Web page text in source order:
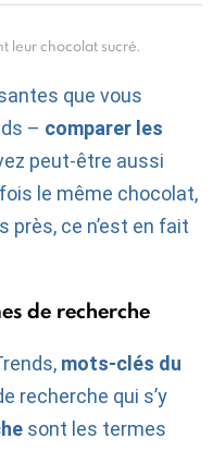
leur chocolat sucré.
que vous
– comparer les
peut-être aussi
le même chocolat,
près, ce n’est en fait
de recherche
mots-clés du
recherche qui s’y
sont les termes